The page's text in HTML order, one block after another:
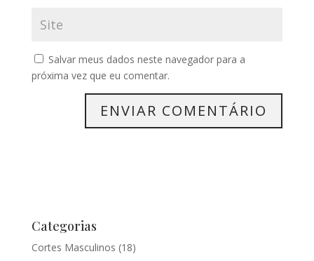
Salvar meus dados neste navegador para a
próxima vez que eu comentar.
Categorias
Cortes Masculinos (18)